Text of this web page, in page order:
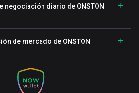
negociación diario de ONSTON
de mercado de ONSTON